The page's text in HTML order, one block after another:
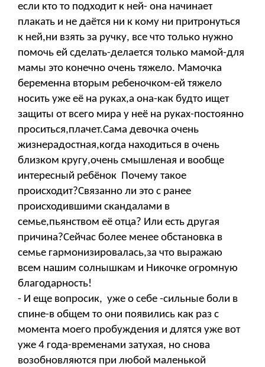
если кто то подходит к ней- она начинает
плакать и не даётся ни к кому ни притронуться
к ней,ни взять за ручку, все что только нужно
помочь ей сделать-делается только мамой-для
мамы это конечно очень тяжело. Мамочка
беременна вторым ребеночком-ей тяжело
носить уже её на руках,а она-как будто ищет
защиты от всего мира у неё на руках-постоянно
проситься,плачет.Сама девочка очень
жизнерадостная,когда находиться в очень
близком кругу,очень смышленая и вообще
интересный ребёнок Почему такое
происходит?Связанно ли это с ранее
происходившими скандалами в
семье,пьянством её отца? Или есть другая
причина?Сейчас более менее обстановка в
семье гармонизировалась,за что выражаю
всем нашим солнышкам и Никочке огромную
благодарность!
- И еще вопросик, уже о себе -сильные боли в
спине-в общем то они появились как раз с
момента моего пробуждения и длятся уже вот
уже 4 года-временами затухая, но снова
возобновляются при любой маленькой